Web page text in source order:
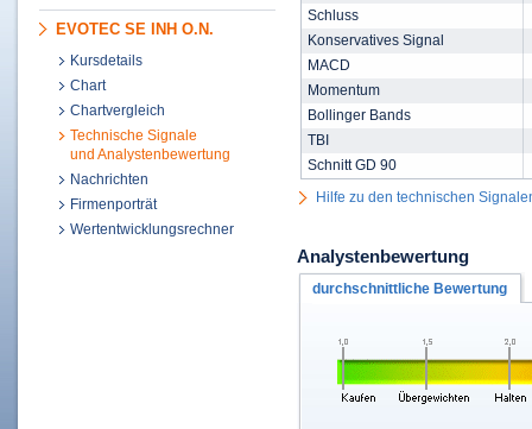
EVOTEC SE INH O.N.
Kursdetails
Chart
Chartvergleich
Technische Signale
und Analystenbewertung
Nachrichten
Firmenporträt
Wertentwicklungsrechner
Schluss
Konservatives Signal
MACD
Momentum
Bollinger Bands
TBI
Schnitt GD 90
Hilfe zu den technischen
Analystenbewertung
durchschnittliche Bewertung